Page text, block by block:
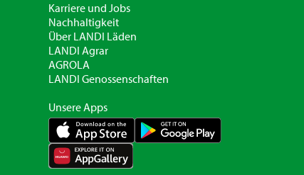
Karriere und Jobs
Nachhaltigkeit
Über LANDI Läden
LANDI Agrar
AGROLA
LANDI Genossenschaften
Unsere Apps